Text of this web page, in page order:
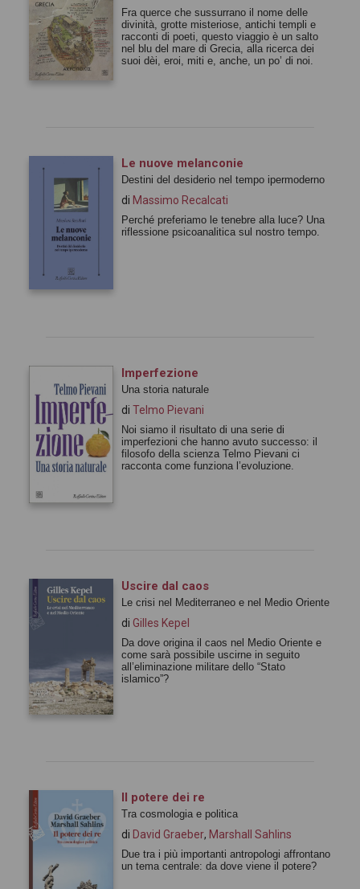
Fra querce che sussurrano il nome delle
divinità, grotte misteriose, antichi templi e
racconti di poeti, questo viaggio è un salto
nel blu del mare di Grecia, alla ricerca dei
suoi dèi, eroi, miti e, anche, un po’ di noi.
Le nuove melanconie
Destini del desiderio nel tempo ipermoderno
di Massimo Recalcati
Perché preferiamo le tenebre alla luce? Una
riflessione psicoanalitica sul nostro tempo.
Imperfezione
Una storia naturale
di Telmo Pievani
Noi siamo il risultato di una serie di
imperfezioni che hanno avuto successo: il
filosofo della scienza Telmo Pievani ci
racconta come funziona l’evoluzione.
Uscire dal caos
Le crisi nel Mediterraneo e nel Medio Oriente
di Gilles Kepel
Da dove origina il caos nel Medio Oriente e
come sarà possibile uscirne in seguito
all’eliminazione militare dello “Stato
islamico”?
Il potere dei re
Tra cosmologia e politica
di David Graeber, Marshall Sahlins
Due tra i più importanti antropologi affrontano
un tema centrale: da dove viene il potere?